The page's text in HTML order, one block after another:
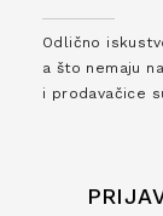
Odlično
a što nemaju
i prodavačice